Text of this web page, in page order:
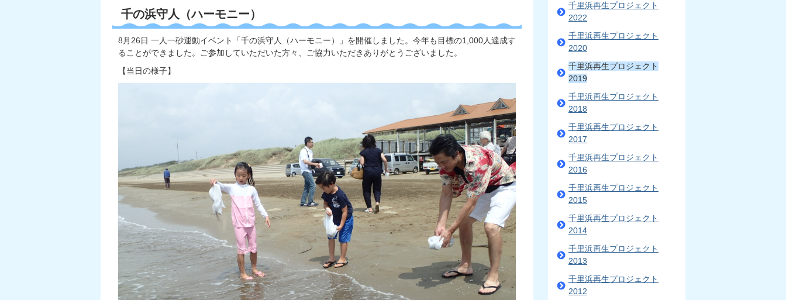
千の浜守人（ハーモニー）
8月26日 一人一砂運動イベント「千の浜守人（ハーモニー）」を開催しました。今年も目標の1,000人達成す
ることができました。ご参加していただいた方々、ご協力いただきありがとうございました。
【当日の様子】
千里浜再生プロジェクト
2022
千里浜再生プロジェクト
2020
千里浜再生プロジェクト
2019
千里浜再生プロジェクト
2018
千里浜再生プロジェクト
2017
千里浜再生プロジェクト
2016
千里浜再生プロジェクト
2015
千里浜再生プロジェクト
2014
千里浜再生プロジェクト
2013
千里浜再生プロジェクト
2012